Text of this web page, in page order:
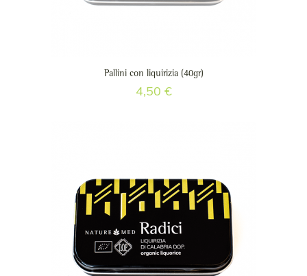
Pallini con liquirizia (40gr)
4,50 €